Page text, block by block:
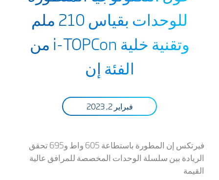
للوحدات بقياس 210 ملم
وتقنية خلية i-TOPCon من
الفئة إن
فبراير 2, 2023
فيرتكس إن المطورة باستطاعة 605 واط و695 تحقق
الريادة بين سلسلة الوحدات المخصصة للمرافق عالية
القيمة